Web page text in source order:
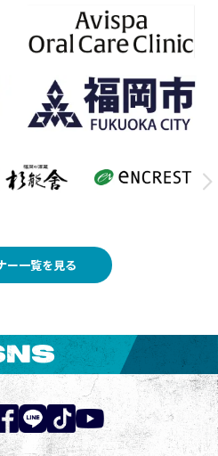
ー一覧を見る